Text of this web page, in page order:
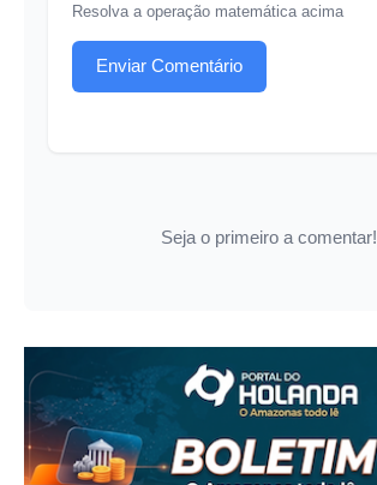
Resolva a operação matemática acima
Enviar Comentário
Seja o primeiro a comentar!